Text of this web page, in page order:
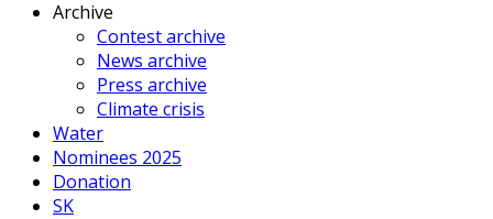
Archive
Contest archive
News archive
Press archive
Climate crisis
Water
Nominees 2025
Donation
SK